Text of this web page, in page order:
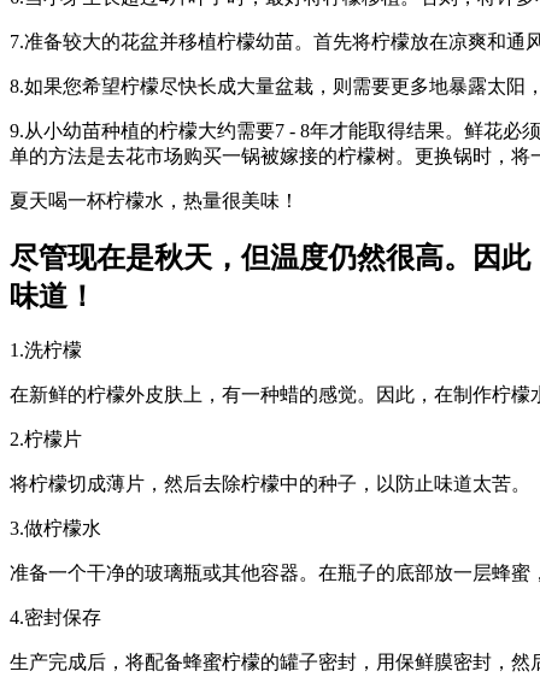
7.准备较大的花盆并移植柠檬幼苗。首先将柠檬放在凉爽和通
8.如果您希望柠檬尽快长成大量盆栽，则需要更多地暴露太阳
9.从小幼苗种植的柠檬大约需要7 - 8年才能取得结果。鲜花
单的方法是去花市场购买一锅被嫁接的柠檬树。更换锅时，将
夏天喝一杯柠檬水，热量很美味！
尽管现在是秋天，但温度仍然很高。因
味道！
1.洗柠檬
在新鲜的柠檬外皮肤上，有一种蜡的感觉。因此，在制作柠
2.柠檬片
将柠檬切成薄片，然后去除柠檬中的种子，以防止味道太苦。
3.做柠檬水
准备一个干净的玻璃瓶或其他容器。在瓶子的底部放一层蜂
4.密封保存
生产完成后，将配备蜂蜜柠檬的罐子密封，用保鲜膜密封，然